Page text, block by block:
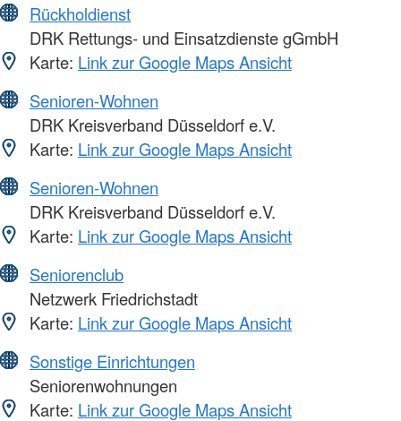
Rückholdienst
DRK Rettungs- und Einsatzdienste gGmbH
Karte: Link zur Google Maps Ansicht
Senioren-Wohnen
DRK Kreisverband Düsseldorf e.V.
Karte: Link zur Google Maps Ansicht
Senioren-Wohnen
DRK Kreisverband Düsseldorf e.V.
Karte: Link zur Google Maps Ansicht
Seniorenclub
Netzwerk Friedrichstadt
Karte: Link zur Google Maps Ansicht
Sonstige Einrichtungen
Seniorenwohnungen
Karte: Link zur Google Maps Ansicht